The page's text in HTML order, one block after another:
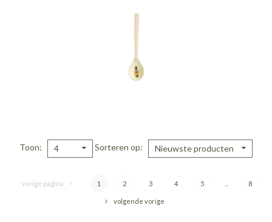
Toon 4 Sorteren op Nieuwste producten
vorige pagina 1 2 3 4 5 8
volgende vorige